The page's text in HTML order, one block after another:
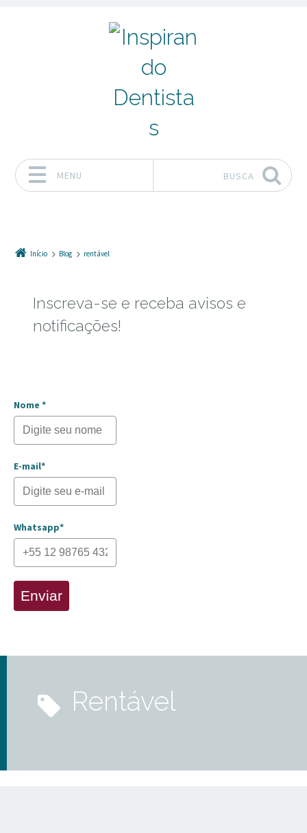
MENU BUSCA
Início Blog rentável
Inscreva-se e receba avisos e
notificações!
Nome *
E-mail*
Whatsapp*
Enviar
rentável